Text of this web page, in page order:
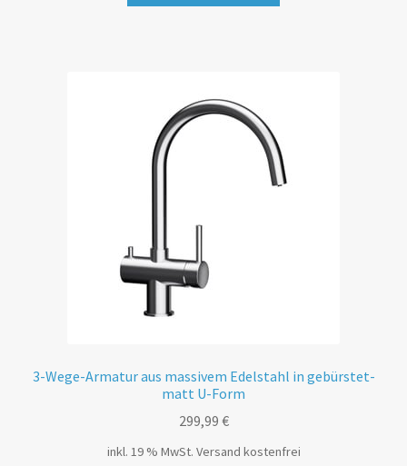
3-Wege-Armatur aus massivem Edelstahl in gebürstet-
matt U-Form
299,99 €
inkl. 19 % MwSt. Versand kostenfrei